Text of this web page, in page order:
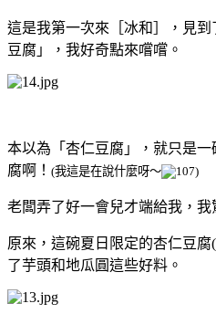
這是我第一次來［冰和］，見
豆腐」，我好奇點來嚐嚐。
本以為「杏仁豆腐」，就只是
腐啊！ (我這是在說什麼呀～ )
老闆弄了好一會兒才端給我，我
原來，這碗夏日限定的杏仁豆
了芋頭和地瓜圓這些好料。